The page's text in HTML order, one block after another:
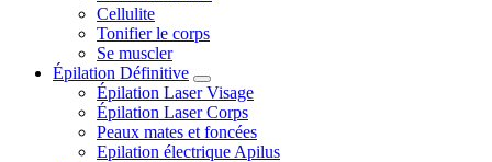
Cellulite
Tonifier le corps
Se muscler
Épilation Définitive
Épilation Laser Visage
Épilation Laser Corps
Peaux mates et foncées
Epilation électrique Apilus